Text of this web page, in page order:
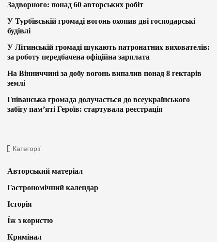
Задворного: понад 60 авторських робіт
У Турбівській громаді вогонь охопив дві господарські
будівлі
У Літинській громаді шукають патронатних вихователів:
за роботу передбачена офіційна зарплата
На Вінниччині за добу вогонь випалив понад 8 гектарів
землі
Гніванська громада долучається до всеукраїнського
забігу пам’яті Героїв: стартувала реєстрація
Категорії
Авторський матеріал
Гастрономічний календар
Історія
Їж з користю
Кримінал